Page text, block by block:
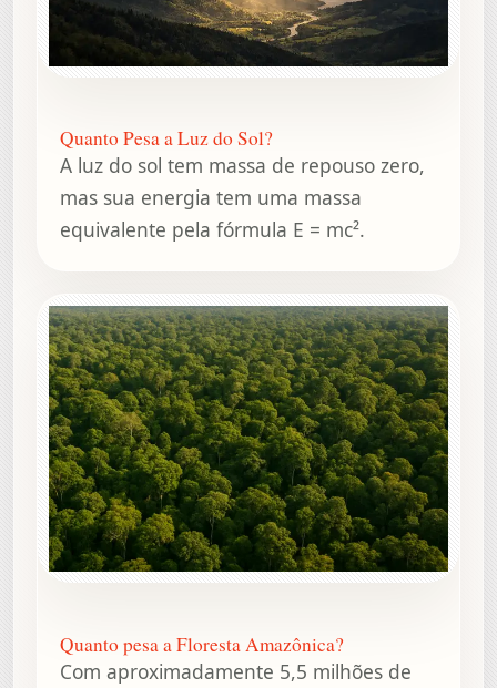
Quanto Pesa a Luz do Sol?
A luz do sol tem massa de repouso zero,
mas sua energia tem uma massa
equivalente pela fórmula E = mc².
Quanto pesa a Floresta Amazônica?
Com aproximadamente 5,5 milhões de